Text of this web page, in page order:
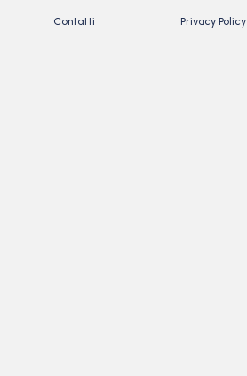
Contatti Privacy Policy